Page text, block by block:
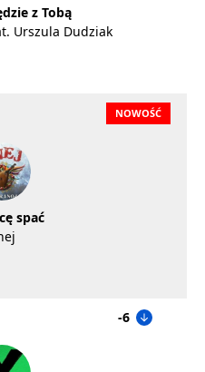
z Tobą
Urszula Dudziak
spać
-6